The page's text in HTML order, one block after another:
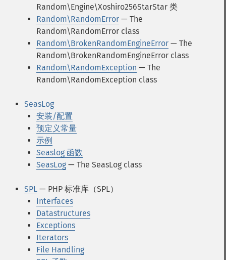
Random\Engine\Xoshiro256StarStar 类
Random\RandomError — The
Random\RandomError class
Random\BrokenRandomEngineError — The
Random\BrokenRandomEngineError class
Random\RandomException — The
Random\RandomException class
SeasLog
安装/配置
预定义常量
示例
Seaslog 函数
SeasLog — The SeasLog class
SPL — PHP 标准库（SPL）
Interfaces
Datastructures
Exceptions
Iterators
File Handling